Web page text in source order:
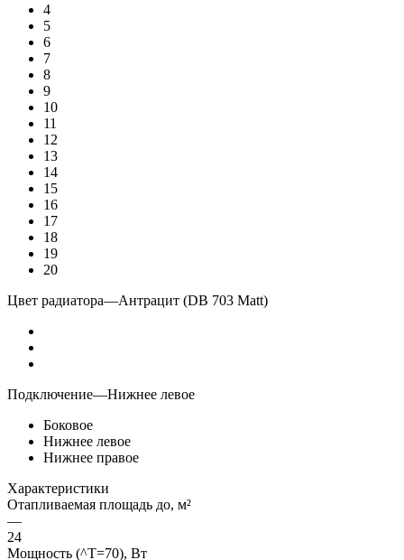
4
5
6
7
8
9
10
11
12
13
14
15
16
17
18
19
20
Цвет радиатора—Антрацит (DB 703 Matt)
Подключение—Нижнее левое
Боковое
Нижнее левое
Нижнее правое
Характеристики
Отапливаемая площадь до, м²
—
24
Мощность (^T=70), Вт